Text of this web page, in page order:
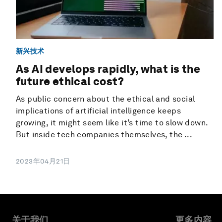
新兴技术
As AI develops rapidly, what is the
future ethical cost?
As public concern about the ethical and social
implications of artificial intelligence keeps
growing, it might seem like it’s time to slow down.
But inside tech companies themselves, the ...
2023年04月21日
关于我们 更多内容